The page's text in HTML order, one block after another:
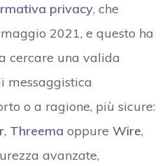
privacy, che
2021, e questo ha
cercare una valida
messaggistica
o a ragione, più sicure:
, Threema oppure Wire,
avanzate,